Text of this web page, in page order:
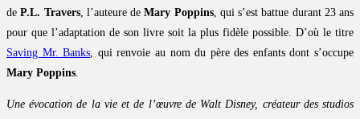
deP.L. Travers, l’auteure deMary Poppins, qui s’est battue durant 23 ans
pour que l’adaptation de son livre soit la plus fidèle possible. D’où le titre
Saving Mr. Banks, qui renvoie au nom du père des enfants dont s’occupe
Mary Poppins.
Une évocation de la vie et de l’œuvre de Walt Disney, créateur des studios